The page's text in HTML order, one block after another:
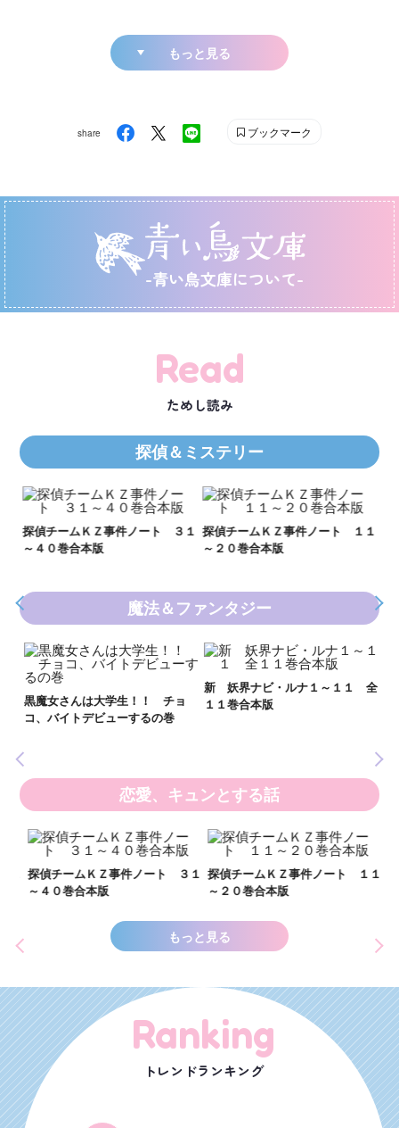
もっと見る
share ブックマーク
-青い鳥文庫について-
Read
ためし読み
探偵＆ミステリー
探偵チームＫＺ事件ノート ３１
～４０巻合本版
探偵チームＫＺ事件ノート １１
～２０巻合本版
魔法＆ファンタジー
黒魔女さんは大学生！！ チョ
コ、バイトデビューするの巻
新 妖界ナビ・ルナ１～１１ 全
１１巻合本版
恋愛、キュンとする話
探偵チームＫＺ事件ノート ３１
～４０巻合本版
探偵チームＫＺ事件ノート １１
～２０巻合本版
もっと見る
Ranking
トレンドランキング